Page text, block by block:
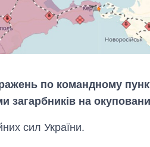
по командному
загарбників на
сил України.